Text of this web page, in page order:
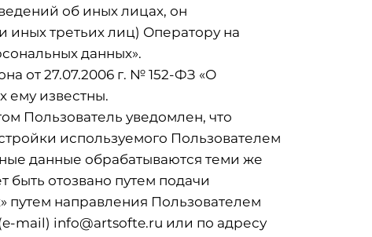
об иных лицах, он
иных третьих лиц) Оператору на
данных».
от 27.07.2006 г. № 152-ФЗ «О
ему известны.
Пользователь уведомлен, что
используемого Пользователем
данные обрабатываются теми же
быть отозвано путем подачи
путем направления Пользователем
mail) info@artsofte.ru или по адресу